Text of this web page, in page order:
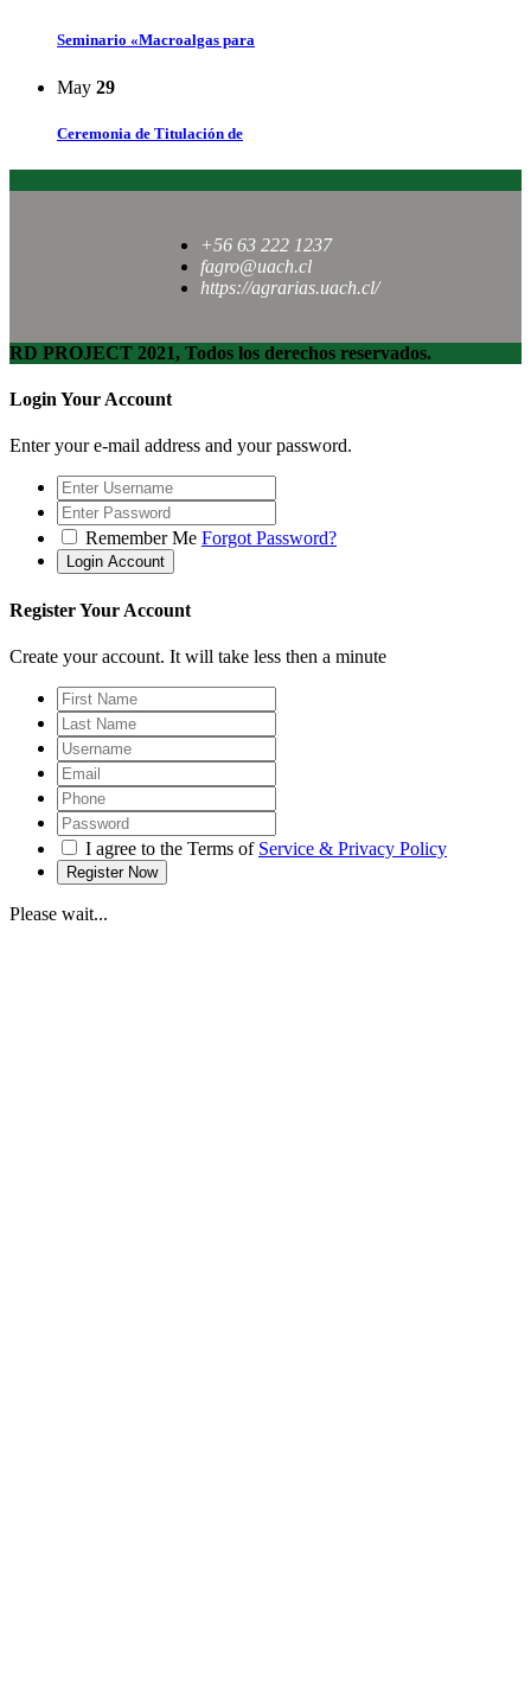
Seminario «Macroalgas para
May 29
Ceremonia de Titulación de
+56 63 222 1237
fagro@uach.cl
https://agrarias.uach.cl/
RD PROJECT 2021, Todos los derechos reservados.
Login Your Account
Enter your e-mail address and your password.
Remember Me Forgot Password?
Register Your Account
Create your account. It will take less then a minute
I agree to the Terms of Service & Privacy Policy
Please wait...